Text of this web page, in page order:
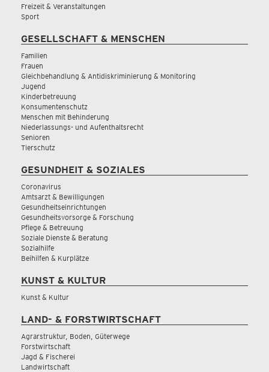
Freizeit & Veranstaltungen
Sport
GESELLSCHAFT & MENSCHEN
Familien
Frauen
Gleichbehandlung & Antidiskriminierung & Monitoring
Jugend
Kinderbetreuung
Konsumentenschutz
Menschen mit Behinderung
Niederlassungs- und Aufenthaltsrecht
Senioren
Tierschutz
GESUNDHEIT & SOZIALES
Coronavirus
Amtsarzt & Bewilligungen
Gesundheitseinrichtungen
Gesundheitsvorsorge & Forschung
Pflege & Betreuung
Soziale Dienste & Beratung
Sozialhilfe
Beihilfen & Kurplätze
KUNST & KULTUR
Kunst & Kultur
LAND- & FORSTWIRTSCHAFT
Agrarstruktur, Boden, Güterwege
Forstwirtschaft
Jagd & Fischerei
Landwirtschaft